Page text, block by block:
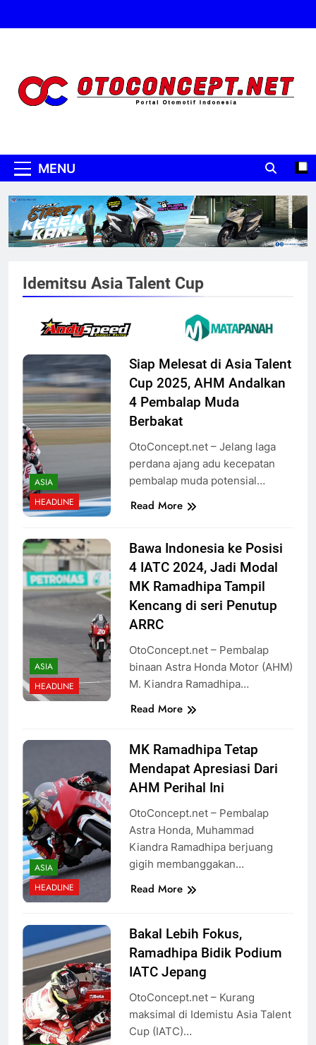
MENU
Idemitsu Asia Talent Cup
ASIA
HEADLINE
Siap Melesat di Asia Talent
Cup 2025, AHM Andalkan
4 Pembalap Muda
Berbakat
OtoConcept.net – Jelang laga
perdana ajang adu kecepatan
pembalap muda potensial…
Read More
ASIA
HEADLINE
Bawa Indonesia ke Posisi
4 IATC 2024, Jadi Modal
MK Ramadhipa Tampil
Kencang di seri Penutup
ARRC
OtoConcept.net – Pembalap
binaan Astra Honda Motor (AHM)
M. Kiandra Ramadhipa…
Read More
ASIA
HEADLINE
MK Ramadhipa Tetap
Mendapat Apresiasi Dari
AHM Perihal Ini
OtoConcept.net – Pembalap
Astra Honda, Muhammad
Kiandra Ramadhipa berjuang
gigih membanggakan…
Read More
Bakal Lebih Fokus,
Ramadhipa Bidik Podium
IATC Jepang
OtoConcept.net – Kurang
maksimal di Idemistu Asia Talent
Cup (IATC)…